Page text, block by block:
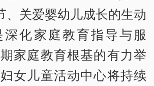
、关爱婴幼儿成长的生动
化家庭教育指导与服
家庭教育根基的有力举
女儿童活动中心将持续